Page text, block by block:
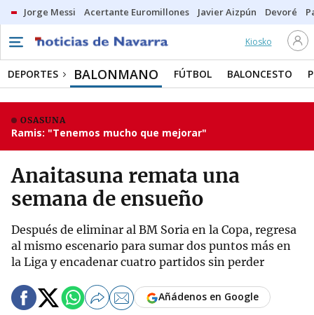
Jorge Messi Acertante Euromillones Javier Aizpún Devoré
Kiosko
DEPORTES BALONMANO FÚTBOL BALONCESTO
OSASUNA
Ramis: "Tenemos mucho que mejorar"
Anaitasuna remata una
semana de ensueño
Después de eliminar al BM Soria en la Copa, regresa
al mismo escenario para sumar dos puntos más en
la Liga y encadenar cuatro partidos sin perder
Añádenos en Google